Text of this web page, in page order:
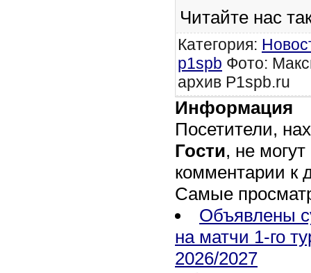
Читайте нас
Категория:
p1spb Фото:
архив P1spb.ru
Информация
Посетители,
Гости, не
комментарии к
Самые
Объявлены
на матчи 1-го
2026/2027